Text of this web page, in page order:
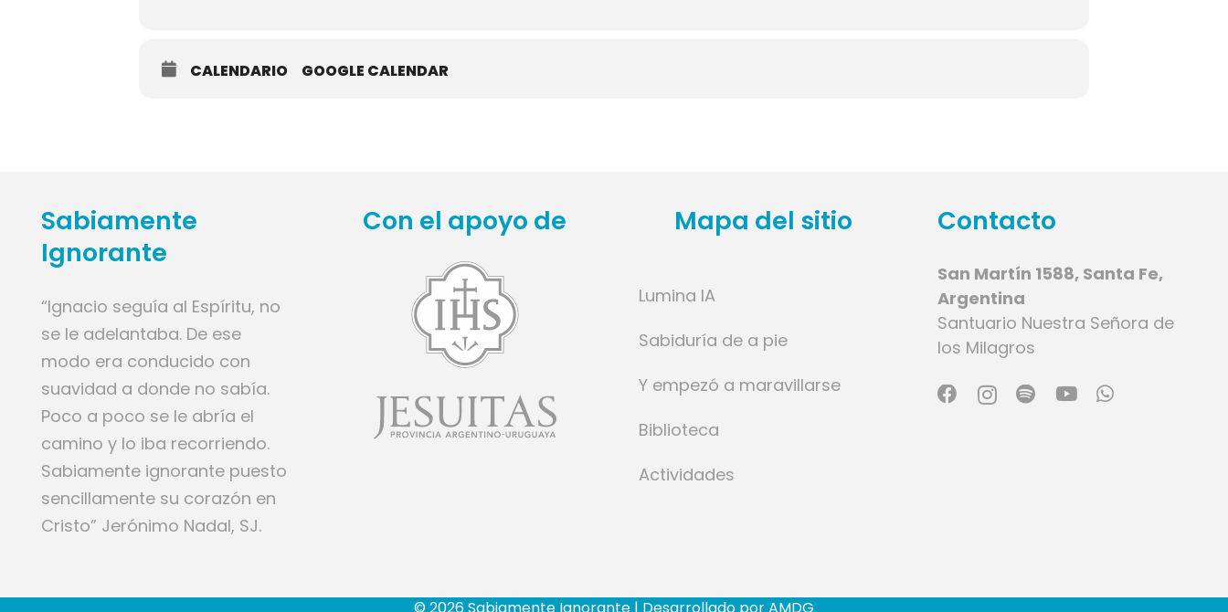
CALENDARIO GOOGLE CALENDAR
Sabiamente
Ignorante
“Ignacio seguía al Espíritu, no
se le adelantaba. De ese
modo era conducido con
suavidad a donde no sabía.
Poco a poco se le abría el
camino y lo iba recorriendo.
Sabiamente ignorante puesto
sencillamente su corazón en
Cristo” Jerónimo Nadal, SJ.
Con el apoyo de Mapa del sitio
Lumina IA
Sabiduría de a pie
Y empezó a maravillarse
Biblioteca
Actividades
Contacto
San Martín 1588, Santa Fe,
Argentina
Santuario Nuestra Señora de
los Milagros